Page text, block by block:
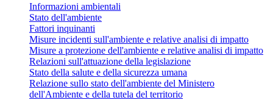
Informazioni ambientali
Stato dell'ambiente
Fattori inquinanti
Misure incidenti sull'ambiente e relative analisi di impatto
Misure a protezione dell'ambiente e relative analisi di impatto
Relazioni sull'attuazione della legislazione
Stato della salute e della sicurezza umana
Relazione sullo stato dell'ambiente del Ministero
dell'Ambiente e della tutela del territorio